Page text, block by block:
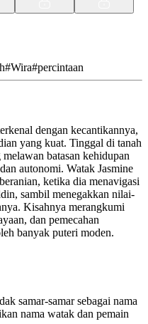
#Wira#percintaan
dengan kecantikannya,
yang kuat. Tinggal di tanah
batasan kehidupan
autonomi. Watak Jasmine
ketika dia menavigasi
sambil menegakkan nilai-
Kisahnya merangkumi
dan pemecahan
banyak puteri moden.
samar-samar sebagai nama
nama watak dan pemain